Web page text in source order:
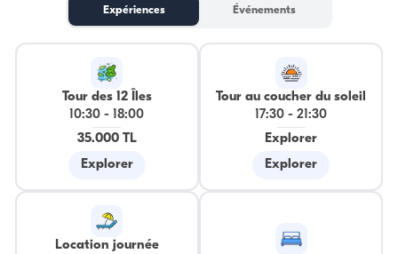
Expériences Événements
Tour des 12 Îles
10:30 -
18:00
35.000 TL
Explorer
Tour au coucher du soleil
17:30 -21:30
Explorer
Explorer
Location journée